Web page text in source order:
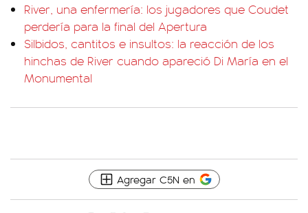
River, una enfermería: los jugadores que Coudet
perdería para la final del Apertura
Silbidos, cantitos e insultos: la reacción de los
hinchas de River cuando apareció Di María en el
Monumental
Agregar C5N en